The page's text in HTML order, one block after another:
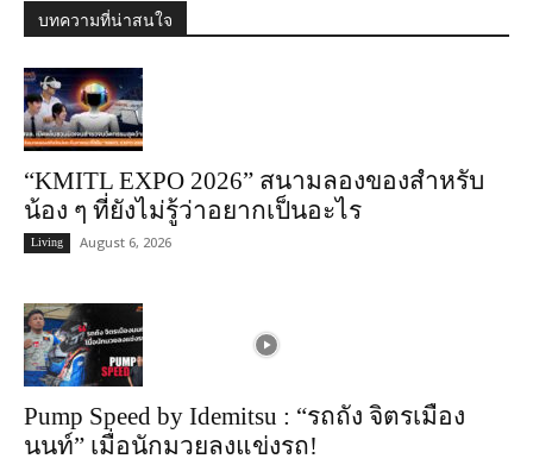
บทความที่น่าสนใจ
“KMITL EXPO 2026” สนามลองของสำหรับ
น้อง ๆ ที่ยังไม่รู้ว่าอยากเป็นอะไร
Living August 6, 2026
Pump Speed by Idemitsu : “รถถัง จิตรเมือง
นนท์” เมื่อนักมวยลงแข่งรถ!